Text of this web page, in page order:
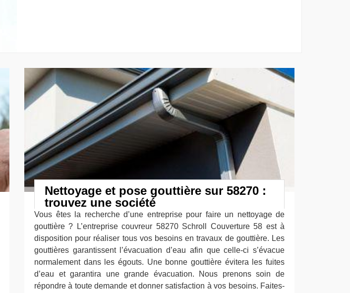
Nettoyage et pose gouttière sur 58270 :
trouvez une société
Vous êtes la recherche d’une entreprise pour faire un nettoyage de
gouttière ? L’entreprise couvreur 58270 Schroll Couverture 58 est à
disposition pour réaliser tous vos besoins en travaux de gouttière. Les
gouttières garantissent l’évacuation d’eau afin que celle-ci s’évacue
normalement dans les égouts. Une bonne gouttière évitera les fuites
d’eau et garantira une grande évacuation. Nous prenons soin de
répondre à toute demande et donner satisfaction à vos besoins. Faites-